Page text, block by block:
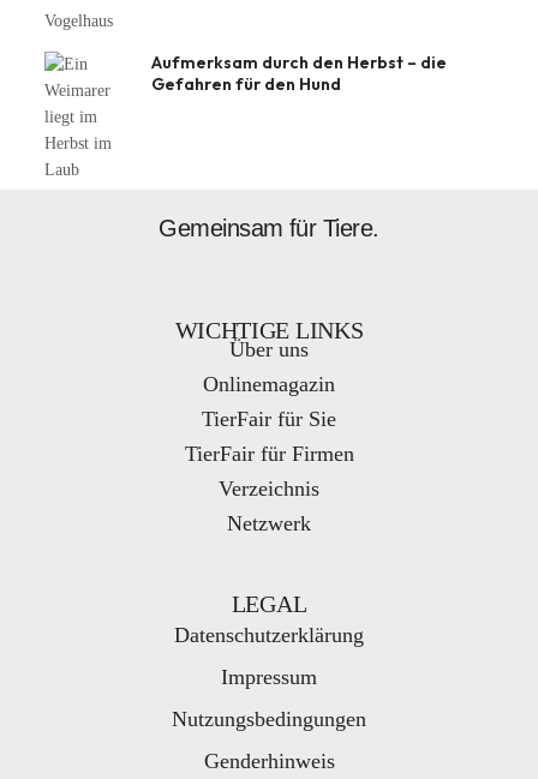
Aufmerksam durch den Herbst – die
Gefahren für den Hund
Gemeinsam für Tiere.
WICHTIGE LINKS
Über uns
Onlinemagazin
TierFair für Sie
TierFair für Firmen
Verzeichnis
Netzwerk
LEGAL
Datenschutzerklärung
Impressum
Nutzungsbedingungen
Genderhinweis